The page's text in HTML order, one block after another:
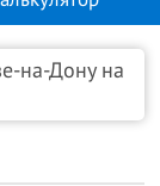
на-Дону на